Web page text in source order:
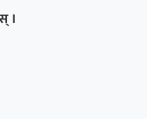
।